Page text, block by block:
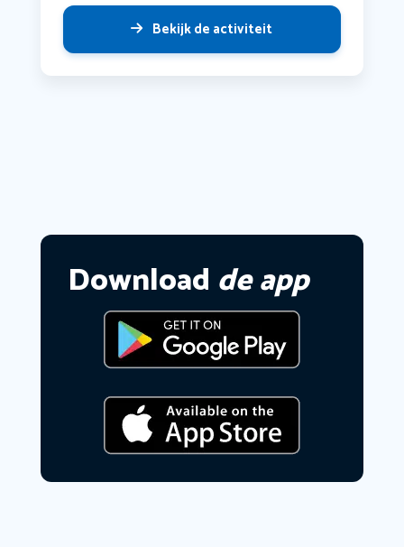
Bekijk de activiteit
Download de app